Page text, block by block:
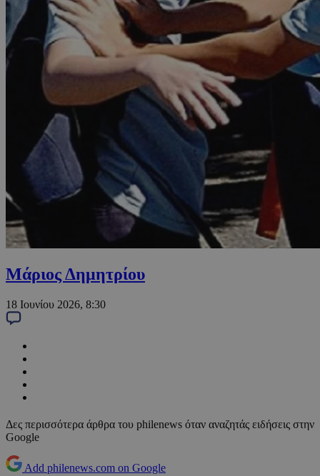
Μάριος Δημητρίου
18 Ιουνίου 2026, 8:30
Δες περισσότερα άρθρα του philenews όταν αναζητάς ειδήσεις στην
Google
Add philenews.com on Google